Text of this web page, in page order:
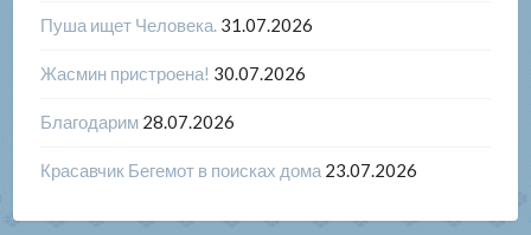
Пуша ищет Человека. 31.07.2026
Жасмин пристроена! 30.07.2026
Благодарим 28.07.2026
Красавчик Бегемот в поисках дома 23.07.2026